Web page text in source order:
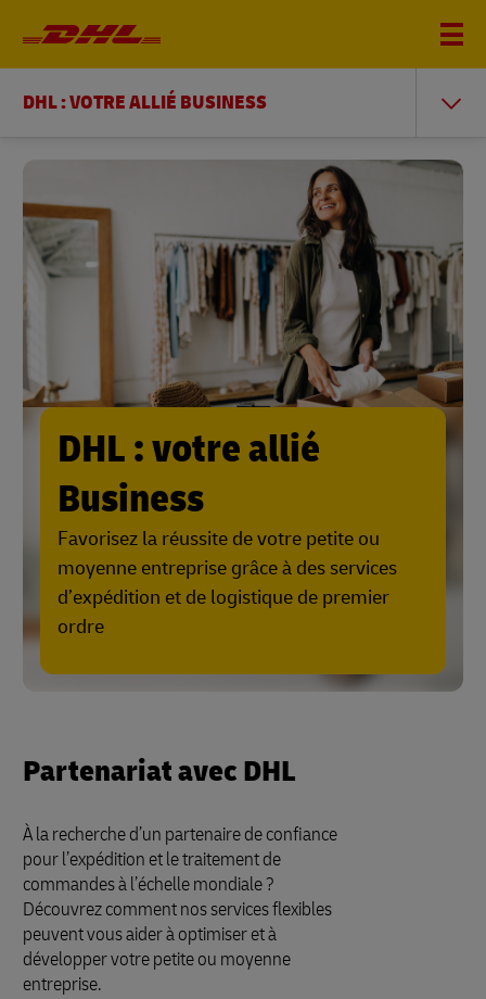
DHL : VOTRE ALLIÉ BUSINESS
DHL : votre allié
Business
Favorisez la réussite de votre petite ou
moyenne entreprise grâce à des services
d’expédition et de logistique de premier
ordre
Partenariat avec DHL
À la recherche d’un partenaire de confiance
pour l’expédition et le traitement de
commandes à l’échelle mondiale ?
Découvrez comment nos services flexibles
peuvent vous aider à optimiser et à
développer votre petite ou moyenne
entreprise.